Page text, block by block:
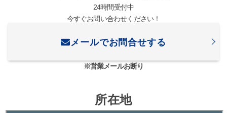
24時間受付中
今すぐお問い合わせください！
メールでお問合せする
※営業メールお断り
所在地